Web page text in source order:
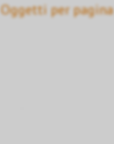
Oggetti per pagina